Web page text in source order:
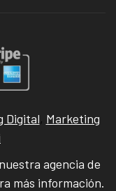
Digital, Marketing
agencia de
más información.